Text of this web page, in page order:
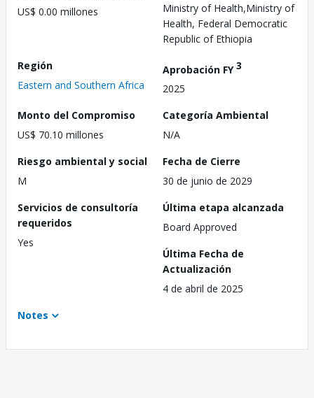
US$ 0.00 millones
Ministry of Health,Ministry of
Health, Federal Democratic
Republic of Ethiopia
Región
Eastern and Southern Africa
Aprobación FY3
2025
Monto del Compromiso
US$ 70.10 millones
Categoría Ambiental
N/A
Riesgo ambiental y social
M
Fecha de Cierre
30 de junio de 2029
Servicios de consultoría
requeridos
Yes
Última etapa alcanzada
Board Approved
Última Fecha de
Actualización
4 de abril de 2025
Notes